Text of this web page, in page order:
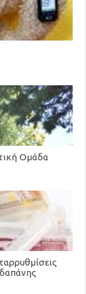
Ομάδα